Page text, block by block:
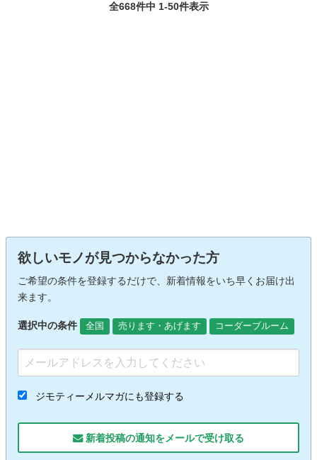
全668件中 1-50件表示
欲しいモノが見つからなかった方
ご希望の条件を登録するだけで、新着情報をいち早くお届け出
来ます。
選択中の条件 全国 売ります・あげます コーダーブルーム
ジモティーメルマガにも登録する
新着投稿の通知をメールで受け取る